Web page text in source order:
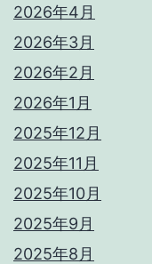
2026年4月
2026年3月
2026年2月
2026年1月
2025年12月
2025年11月
2025年10月
2025年9月
2025年8月